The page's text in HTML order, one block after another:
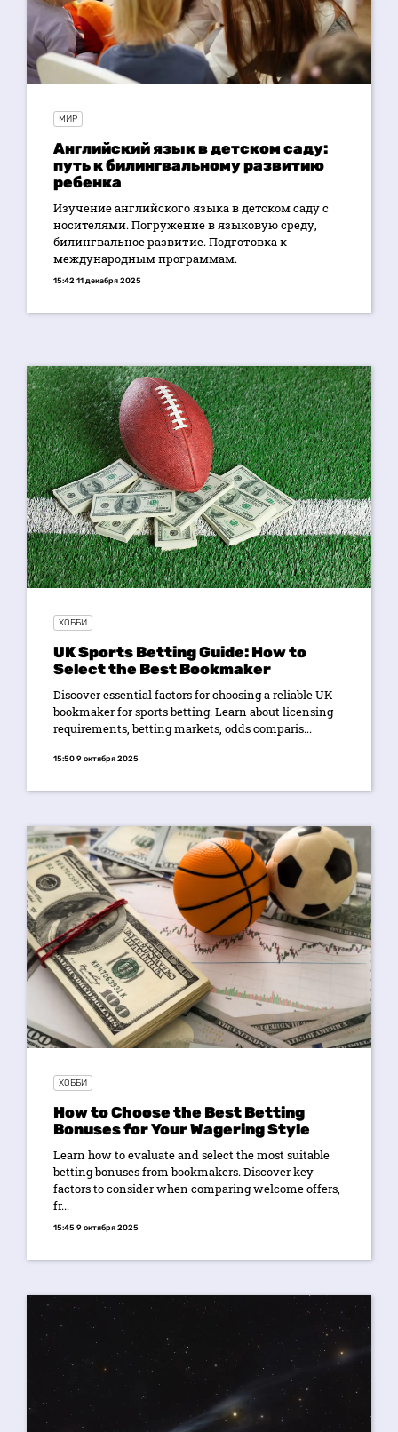
МИР
Английский язык в детском саду:
путь к билингвальному развитию
ребенка
Изучение английского языка в детском саду с
носителями. Погружение в языковую среду,
билингвальное развитие. Подготовка к
международным программам.
15:42 11 декабря 2025
ХОББИ
UK Sports Betting Guide: How to
Select the Best Bookmaker
Discover essential factors for choosing a reliable UK
bookmaker for sports betting. Learn about licensing
requirements, betting markets, odds comparis...
15:50 9 октября 2025
ХОББИ
How to Choose the Best Betting
Bonuses for Your Wagering Style
Learn how to evaluate and select the most suitable
betting bonuses from bookmakers. Discover key
factors to consider when comparing welcome offers,
fr...
15:45 9 октября 2025